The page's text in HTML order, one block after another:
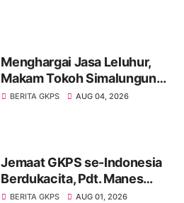
Menghargai Jasa Leluhur,
Makam Tokoh Simalungun
dr. Djasamen Saragih Resmi
BERITA GKPS AUG 04, 2026
Jemaat GKPS se-Indonesia
Berdukacita, Pdt. Manes
Purba Tutup Usia,
BERITA GKPS AUG 01, 2026